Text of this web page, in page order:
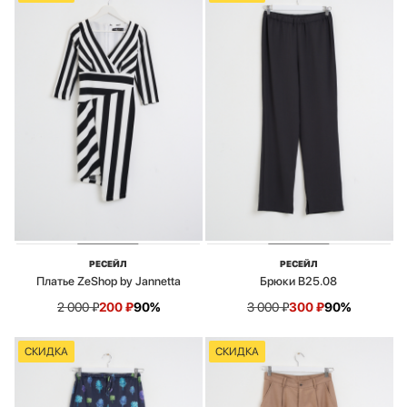
РЕСЕЙЛ
Платье ZeShop by Jannetta
2 000₽200₽90%
РЕСЕЙЛ
Брюки B25.08
3 000₽300₽90%
СКИДКА СКИДКА